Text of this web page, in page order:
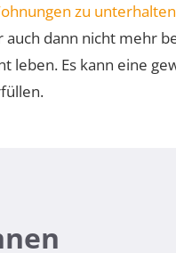
zu unterhalten
dann nicht mehr
leben. Es kann eine